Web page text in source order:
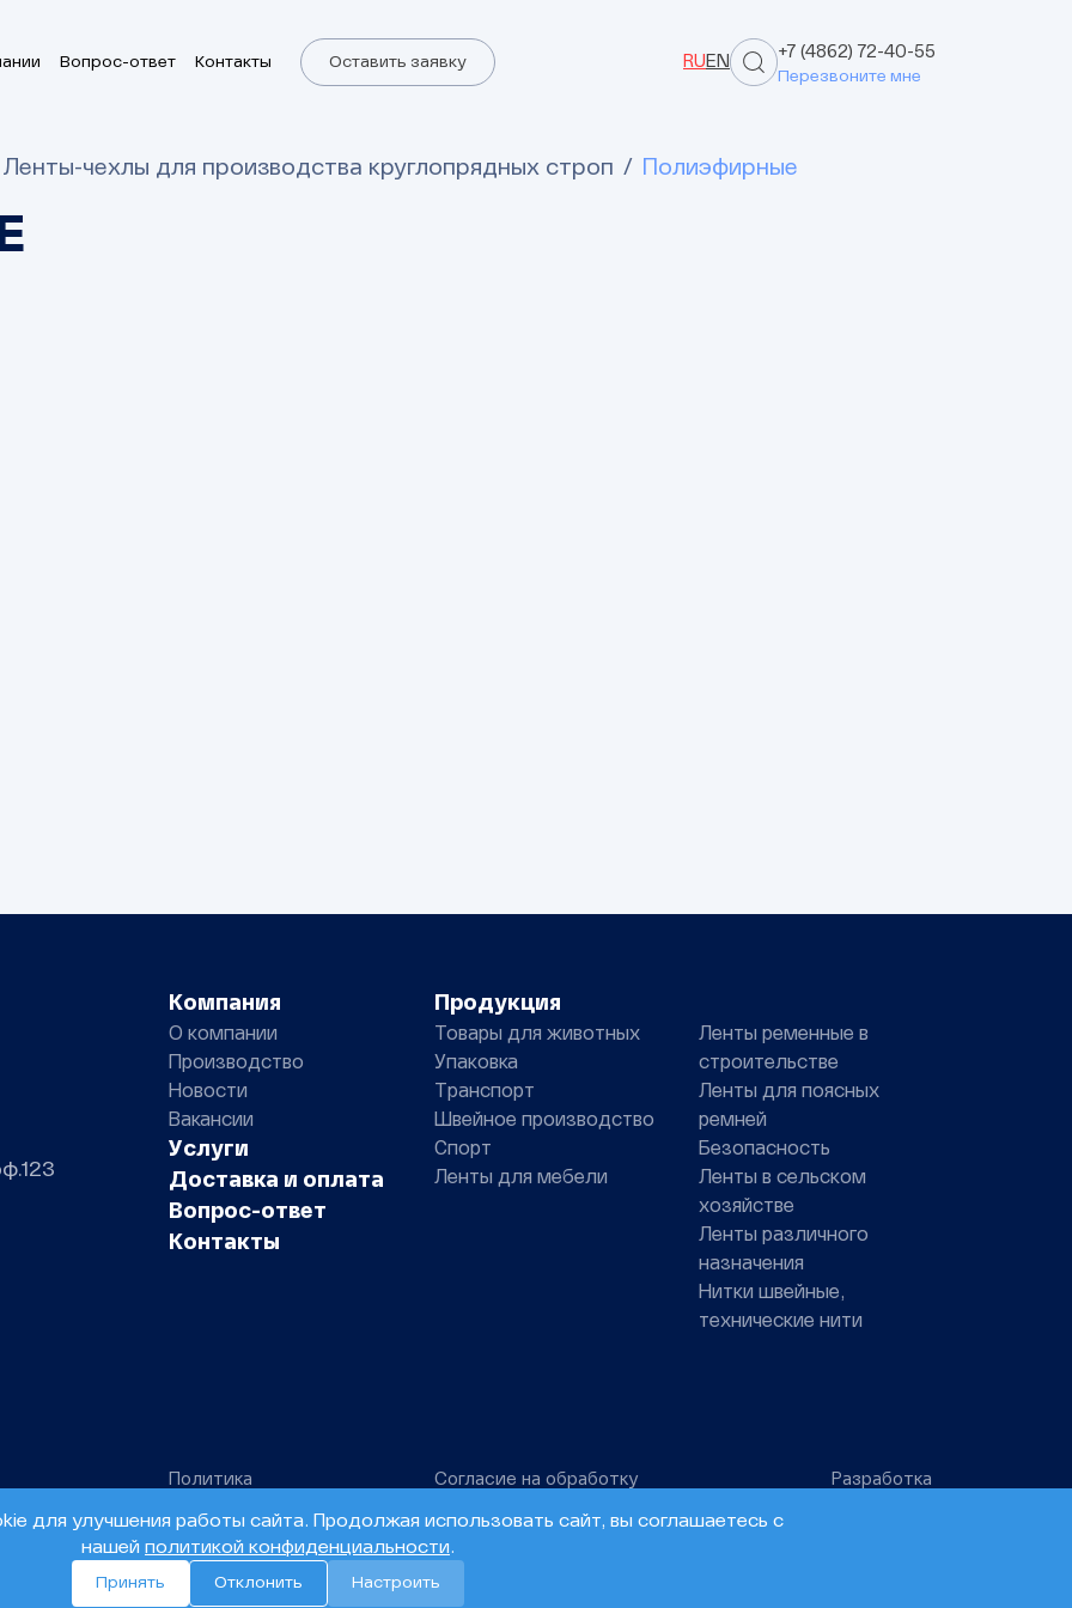
Вопрос-ответ Контакты Оставить заявку RU EN
+7 (4862) 72-40-55
Перезвоните мне
Ленты-чехлы для производства круглопрядных строп Полиэфирные
для улучшения работы сайта. Продолжая использовать сайт, вы соглашаетесь с
нашей политикой конфиденциальности.
Принять Отклонить Настроить
Компания
О компании
Производство
Новости
Вакансии
Услуги
Доставка и оплата
Вопрос-ответ
Контакты
Продукция
Товары для животных
Упаковка
Транспорт
Швейное производство
Спорт
Ленты для мебели
Ленты ременные в
строительстве
Ленты для поясных
ремней
Безопасность
Ленты в сельском
хозяйстве
Ленты различного
назначения
Нитки швейные,
технические нити
Политика
Согласие на обработку
Разработка